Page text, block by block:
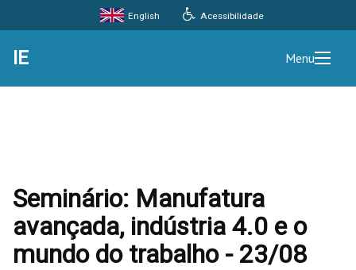
Acessibilidade
English
IE Menu
Seminário: Manufatura
avançada, indústria 4.0 e o
mundo do trabalho - 23/08